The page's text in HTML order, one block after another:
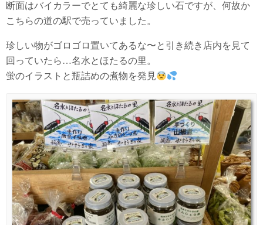
断面はバイカラーでとても綺麗な珍しい石ですが、何故か
こちらの道の駅で売っていました。
珍しい物がゴロゴロ置いてあるな〜と引き続き店内を見て
回っていたら…名水とほたるの里。
蛍のイラストと瓶詰めの煮物を発見